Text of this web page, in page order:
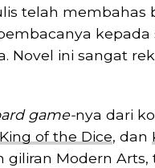
telah membahas
kepada
Novel ini sangat
game-nya dari
King of the Dice, dan
Modern